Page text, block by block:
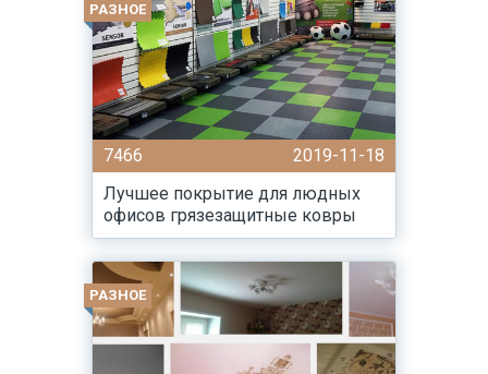
РАЗНОЕ
7466
2019-11-18
Лучшее покрытие для людных
офисов грязезащитные ковры
РАЗНОЕ